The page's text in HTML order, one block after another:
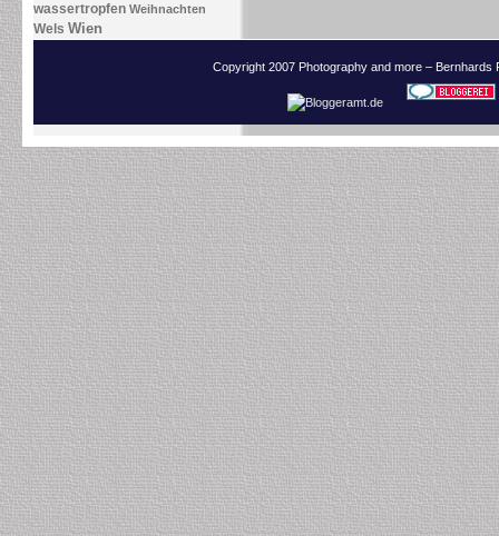
wassertropfen Weihnachten
Wels Wien
Copyright 2007 Photography and more –